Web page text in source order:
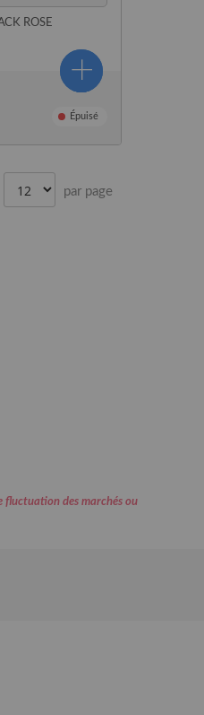
ROSE
Épuisé
par page
fluctuation des marchés ou